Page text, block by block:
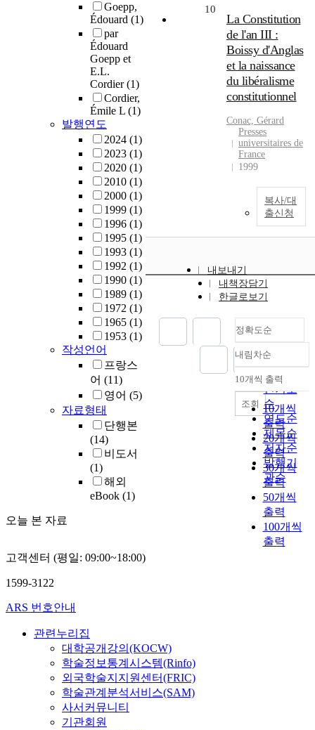
Goepp,
Édouard (1)
par
Édouard
Goepp et
E.L.
Cordier(1)
Cordier,
Émile L (1)
발행연도
2024 (1)
2023 (1)
2020 (1)
2010 (1)
2000 (1)
1999 (1)
1996 (1)
1995 (1)
1993 (1)
1992 (1)
1990 (1)
1989 (1)
1972 (1)
1965 (1)
1953 (1)
작성언어
프랑스
어 (11)
영어 (5)
자료형태
단행본
(14)
비도서
(1)
해외
eBook (1)
오늘 본 자료
10
La Constitution
de l'an III :
Boissy d'Anglas
et la naissance
du libéralisme
constitutionnel
Conac, Gérard
Presses
universitaires de
France
1999
복사/대
출신청
내보내기
내책장담기
한글로보기
정확도순
정확도
순
인기도
순
연도순
제목순
저자순
발행기
관순
내림차순
내림차순
10개씩 출력
10개씩
출력
20개씩
출력
30개씩
출력
50개씩
출력
100개씩
출력
조회
고객센터 (평일: 09:00~18:00)
1599-3122
ARS 번호안내
관련누리집
대학공개강의(KOCW)
학술정보통계시스템(Rinfo)
외국학술지지원센터(FRIC)
학술관계분석서비스(SAM)
사서커뮤니티
기관회원